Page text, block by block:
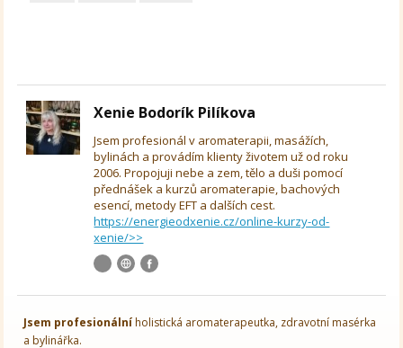
Xenie Bodorík Pilíkova
Jsem profesionál v aromaterapii, masážích,
bylinách a provádím klienty životem už od roku
2006. Propojuji nebe a zem, tělo a duši pomocí
přednášek a kurzů aromaterapie, bachových
esencí, metody EFT a dalších cest.
https://energieodxenie.cz/online-kurzy-od-
xenie/>>
Jsem profesionálníholistická aromaterapeutka, zdravotní masérka
a bylinářka.